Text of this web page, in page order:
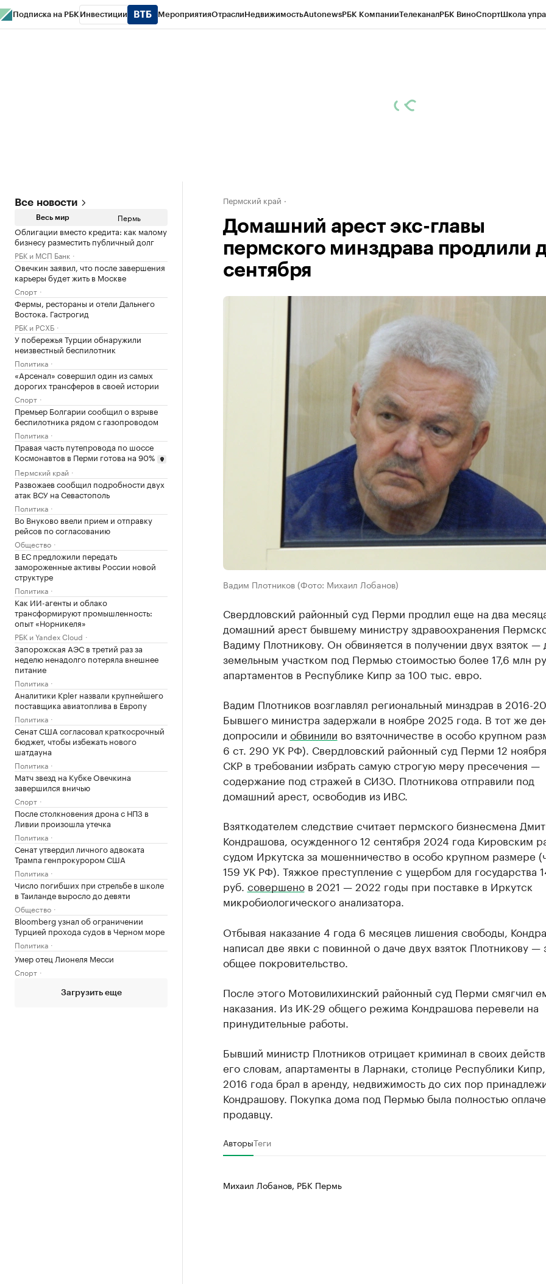
Подписка на РБК Инвестиции МероприятияОтраслиНедвижимостьAutonewsРБК КомпанииТелеканалРБК ВиноСпортШкола
Все новости
Весь мир Пермь
Облигации вместо кредита: как малому
бизнесу разместить публичный долг
РБК и МСП Банк
Овечкин заявил, что после завершения
карьеры будет жить в Москве
Спорт
Фермы, рестораны и отели Дальнего
Востока. Гастрогид
РБК и РСХБ
У побережья Турции обнаружили
неизвестный беспилотник
Политика
«Арсенал» совершил один из самых
дорогих трансферов в своей истории
Спорт
Премьер Болгарии сообщил о взрыве
беспилотника рядом с газопроводом
Политика
Правая часть путепровода по шоссе
Космонавтов в Перми готова на 90%
Пермский край
Развожаев сообщил подробности двух
атак ВСУ на Севастополь
Политика
Во Внуково ввели прием и отправку
рейсов по согласованию
Общество
В ЕС предложили передать
замороженные активы России новой
структуре
Политика
Как ИИ-агенты и облако
трансформируют промышленность:
опыт «Норникеля»
РБК и Yandex Cloud
Запорожская АЭС в третий раз за
неделю ненадолго потеряла внешнее
питание
Политика
Аналитики Kpler назвали крупнейшего
поставщика авиатоплива в Европу
Политика
Сенат США согласовал краткосрочный
бюджет, чтобы избежать нового
шатдауна
Политика
Матч звезд на Кубке Овечкина
завершился вничью
Спорт
После столкновения дрона с НПЗ в
Ливии произошла утечка
Политика
Сенат утвердил личного адвоката
Трампа генпрокурором США
Политика
Число погибших при стрельбе в школе
в Таиланде выросло до девяти
Общество
Bloomberg узнал об ограничении
Турцией прохода судов в Черном море
Политика
Умер отец Лионеля Месси
Спорт
Загрузить еще
Пермский край
Домашний арест экс-главы
пермского минздрава продлили
сентября
Вадим Плотников (Фото: Михаил Лобанов)
Свердловский районный суд Перми продлил еще на два
домашний арест бывшему министру здравоохранения
Вадиму Плотникову. Он обвиняется в получении двух взяток —
земельным участком под Пермью стоимостью более 17,6 млн
апартаментов в Республике Кипр за 100 тыс. евро.
Вадим Плотников возглавлял региональный минздрав в 2016-
Бывшего министра задержали в ноябре 2025 года. В тот же
допросили и обвинили во взяточничестве в особо крупном
6 ст. 290 УК РФ). Свердловский районный суд Перми 12 ноября
СКР в требовании избрать самую строгую меру пресечения —
содержание под стражей в СИЗО. Плотникова отправили под
домашний арест, освободив из ИВС.
Взяткодателем следствие считает пермского бизнесмена
Кондрашова, осужденного 12 сентября 2024 года Кировским
судом Иркутска за мошенничество в особо крупном размере
159 УК РФ). Тяжкое преступление с ущербом для государства
руб. совершенов 2021 — 2022 годы при поставке в Иркутск
микробиологического анализатора.
Отбывая наказание 4 года 6 месяцев лишения свободы,
написал две явки с повинной о даче двух взяток Плотникову —
общее покровительство.
После этого Мотовилихинский районный суд Перми смягчил
наказания. Из ИК-29 общего режима Кондрашова перевели на
принудительные работы.
Бывший министр Плотников отрицает криминал в своих
его словам, апартаменты в Ларнаки, столице Республики
2016 года брал в аренду, недвижимость до сих пор
Кондрашову. Покупка дома под Пермью была полностью
продавцу.
АвторыТеги
Михаил Лобанов, РБК Пермь